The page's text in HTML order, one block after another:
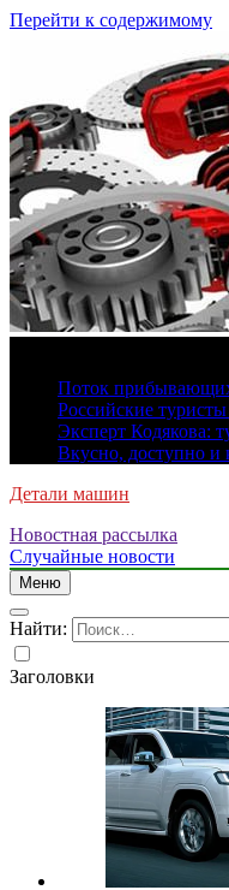
Перейти к содержимому
Поток прибывающих
Российские
Эксперт Кодякова:
Вкусно, доступно и
Детали машин
Новостная рассылка
Случайные новости
Меню
Найти:
Заголовки